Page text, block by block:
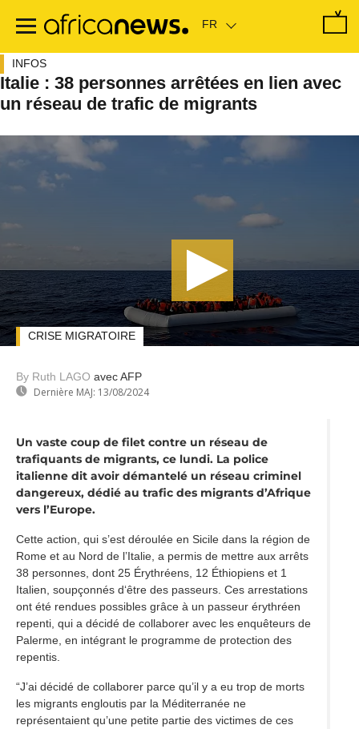
contenu
INFOS
Italie : 38 personnes arrêtées en lien avec
un réseau de trafic de migrants
By Ruth LAGO avec AFP
Dernière MAJ: 13/08/2024
CRISE MIGRATOIRE
Un vaste coup de filet contre un réseau de
trafiquants de migrants, ce lundi. La police
italienne dit avoir démantelé un réseau criminel
dangereux, dédié au trafic des migrants d’Afrique
vers l’Europe.
Cette action, qui s’est déroulée en Sicile dans la région de
Rome et au Nord de l’Italie, a permis de mettre aux arrêts
38 personnes, dont 25 Érythréens, 12 Éthiopiens et 1
Italien, soupçonnés d‘être des passeurs. Ces arrestations
ont été rendues possibles grâce à un passeur érythréen
repenti, qui a décidé de collaborer avec les enquêteurs de
Palerme, en intégrant le programme de protection des
repentis.
“J’ai décidé de collaborer parce qu’il y a eu trop de morts
les migrants engloutis par la Méditerranée ne
représentaient qu’une petite partie des victimes de ces